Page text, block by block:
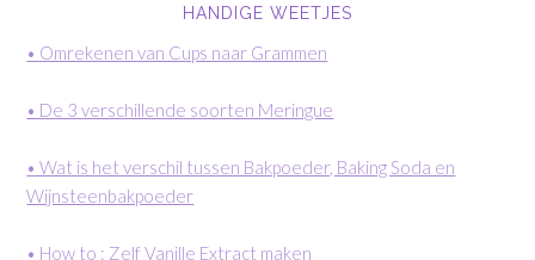
HANDIGE WEETJES
• Omrekenen van Cups naar Grammen
• De 3 verschillende soorten Meringue
• Wat is het verschil tussen Bakpoeder, Baking Soda en
Wijnsteenbakpoeder
• How to : Zelf Vanille Extract maken